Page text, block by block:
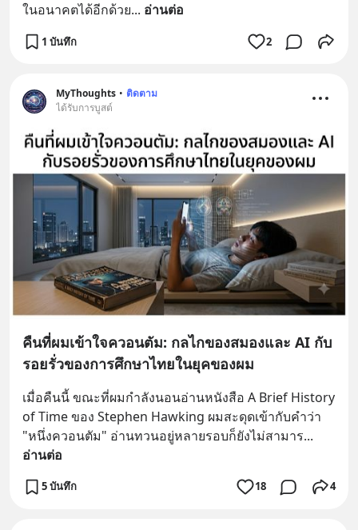
ในอนาคตได้อีกด้วย... อ่านต่อ
1 บันทึก 2
MyThoughts • ติดตาม
ได้รับการบูสต์
คืนที่ผมเข้าใจควอนตัม: กลไกของสมองและ AI กับ
รอยรั่วของการศึกษาไทยในยุคของผม
เมื่อคืนนี้ ขณะที่ผมกำลังนอนอ่านหนังสือ A Brief History
of Time ของ Stephen Hawking ผมสะดุดเข้ากับคำว่า
"หนึ่งควอนตัม" อ่านทวนอยู่หลายรอบก็ยังไม่สามาร
อ่านต่อ
5 บันทึก 18 4